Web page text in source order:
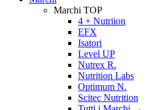
Marchi TOP
4 + Nutriion
EFX
Isatori
Level UP
Nutrex R.
Nutrition Labs
Optimum N.
Scitec Nutrition